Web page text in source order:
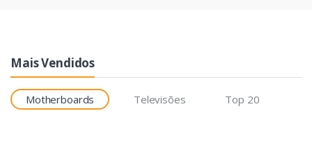
Mais Vendidos
Motherboards Televisões Top 20